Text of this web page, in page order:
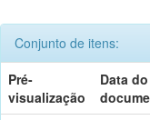
Conjunto de itens:
Pré-
visualização
Data do